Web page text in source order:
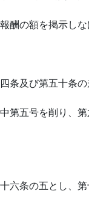
の額を掲示しな
条及び第五十条
第五号を削り、
六条の五とし、